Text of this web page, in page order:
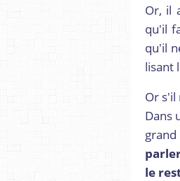
Or, il
qu'il
qu'il
lisant
Or s'il
Dans
le